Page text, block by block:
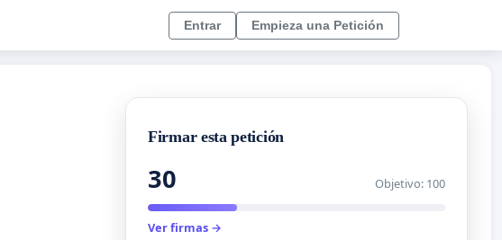
Entrar Empieza una Petición
Firmar esta petición
30 Objetivo: 100
Ver firmas →